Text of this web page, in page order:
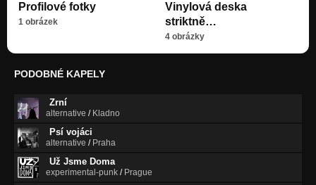
Profilové fotky
1 obrázek
Vinylová deska
striktně…
4 obrázky
PODOBNÉ KAPELY
Zrní
alternative / Kladno
Psí vojáci
alternative / Praha
Už Jsme Doma
experimental-punk / Prague